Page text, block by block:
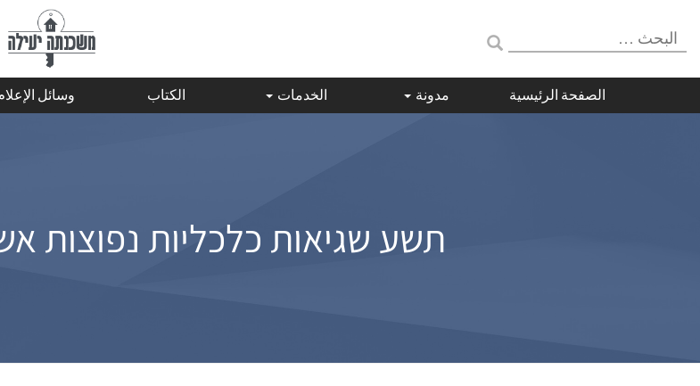
البحث:
الصفحة الرئيسية مدونة الخدمات الكتاب وسائل
תשע שגיאות כלכליות נפוצות